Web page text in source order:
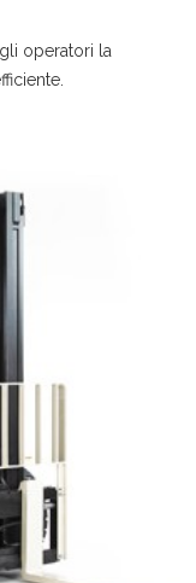
operatori la